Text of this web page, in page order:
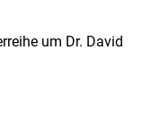
um Dr. David